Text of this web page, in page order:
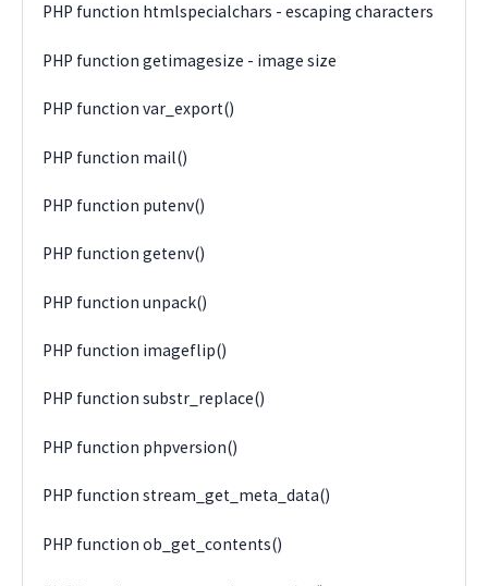
PHP function htmlspecialchars - escaping characters
PHP function getimagesize - image size
PHP function var_export()
PHP function mail()
PHP function putenv()
PHP function getenv()
PHP function unpack()
PHP function imageflip()
PHP function substr_replace()
PHP function phpversion()
PHP function stream_get_meta_data()
PHP function ob_get_contents()